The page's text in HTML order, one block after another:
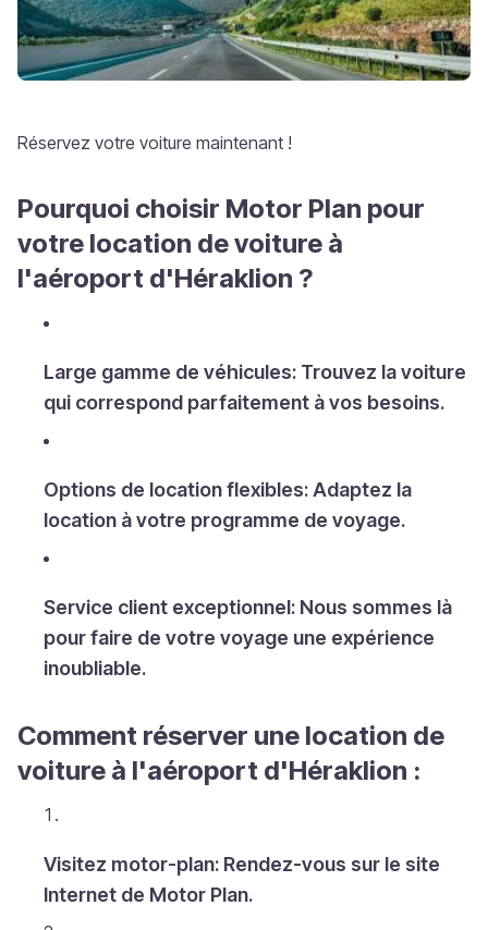
Réservez votre voiture maintenant !
Pourquoi choisir Motor Plan pour
votre location de voiture à
l'aéroport d'Héraklion ?
Large gamme de véhicules: Trouvez la voiture
qui correspond parfaitement à vos besoins.
Options de location flexibles: Adaptez la
location à votre programme de voyage.
Service client exceptionnel: Nous sommes là
pour faire de votre voyage une expérience
inoubliable.
Comment réserver une location de
voiture à l'aéroport d'Héraklion :
Visitez motor-plan: Rendez-vous sur le site
Internet de Motor Plan.